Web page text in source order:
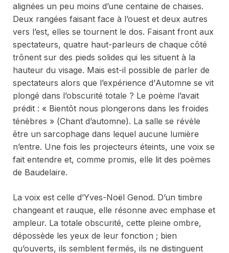
alignées un peu moins d’une centaine de chaises.
Deux rangées faisant face à l’ouest et deux autres
vers l’est, elles se tournent le dos. Faisant front aux
spectateurs, quatre haut-parleurs de chaque côté
trônent sur des pieds solides qui les situent à la
hauteur du visage. Mais est-il possible de parler de
spectateurs alors que l’expérience d’Automne se vit
plongé dans l’obscurité totale ? Le poème l’avait
prédit : « Bientôt nous plongerons dans les froides
ténèbres » (Chant d’automne). La salle se révèle
être un sarcophage dans lequel aucune lumière
n’entre. Une fois les projecteurs éteints, une voix se
fait entendre et, comme promis, elle lit des poèmes
de Baudelaire.
La voix est celle d’Yves-Noël Genod. D’un timbre
changeant et rauque, elle résonne avec emphase et
ampleur. La totale obscurité, cette pleine ombre,
dépossède les yeux de leur fonction ; bien
qu’ouverts, ils semblent fermés, ils ne distinguent